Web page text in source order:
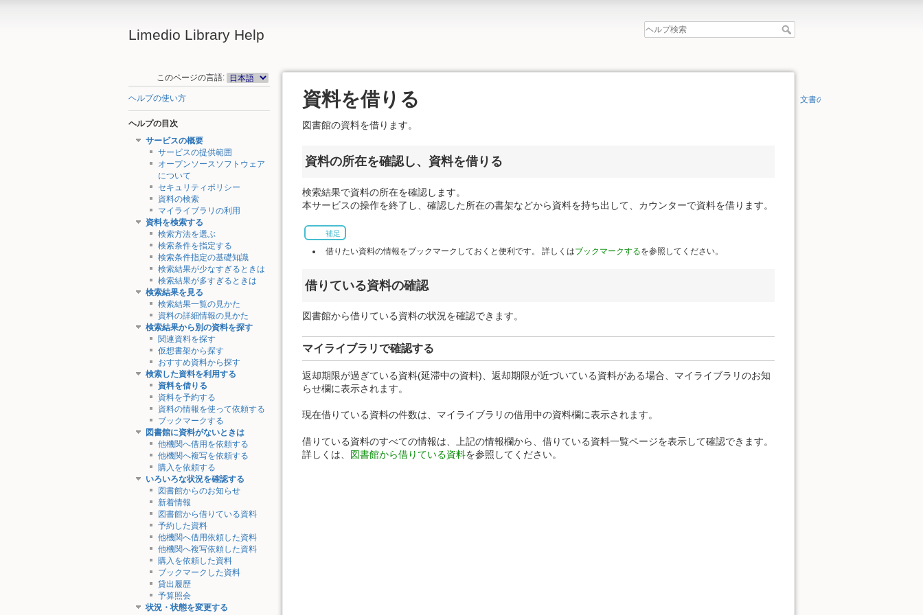
Limedio Library Help
このページの言語:
ヘルプの使い方
ヘルプの目次
サービスの概要
サービスの提供範囲
オープンソースソフトウェア
について
セキュリティポリシー
資料の検索
マイライブラリの利用
資料を検索する
検索方法を選ぶ
検索条件を指定する
検索条件指定の基礎知識
検索結果が少なすぎるときは
検索結果が多すぎるときは
検索結果を見る
検索結果一覧の見かた
資料の詳細情報の見かた
検索結果から別の資料を探す
関連資料を探す
仮想書架から探す
おすすめ資料から探す
検索した資料を利用する
資料を借りる
資料を予約する
資料の情報を使って依頼する
ブックマークする
図書館に資料がないときは
他機関へ借用を依頼する
他機関へ複写を依頼する
購入を依頼する
いろいろな状況を確認する
図書館からのお知らせ
新着情報
図書館から借りている資料
予約した資料
他機関へ借用依頼した資料
他機関へ複写依頼した資料
購入を依頼した資料
ブックマークした資料
貸出履歴
予算照会
状況・状態を変更する
資料を借りる
図書館の資料を借ります。
資料の所在を確認し、資料を借りる
検索結果で資料の所在を確認します。
本サービスの操作を終了し、確認した所在の書架などから資料を持ち出して、カウンターで資料を借ります。
補足
借りたい資料の情報をブックマークしておくと便利です。 詳しくはブックマークするを参照してください。
借りている資料の確認
図書館から借りている資料の状況を確認できます。
マイライブラリで確認する
返却期限が過ぎている資料(延滞中の資料)、返却期限が近づいている資料がある場合、マイライブラリのお知
らせ欄に表示されます。
現在借りている資料の件数は、マイライブラリの借用中の資料欄に表示されます。
借りている資料のすべての情報は、上記の情報欄から、借りている資料一覧ページを表示して確認できます。
詳しくは、 図書館から借りている資料を参照してください。
文書の先頭へ